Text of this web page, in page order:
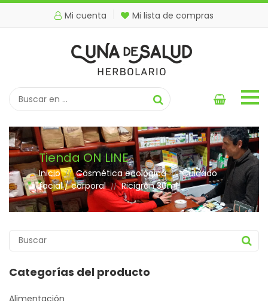
Mi cuenta Mi lista de compras
Tienda ON LINE
Inicio // Cosmética ecológica // Cuidado
facial / corporal // Ricigran 30ml
Categorías del producto
Alimentación